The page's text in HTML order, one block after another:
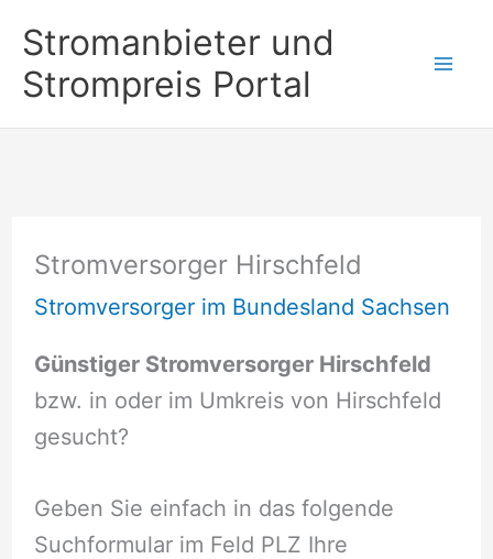
Inhalt
springen
Stromanbieter und
Strompreis Portal
Stromversorger Hirschfeld
Stromversorger im Bundesland Sachsen
Günstiger Stromversorger Hirschfeld
bzw. in oder im Umkreis von Hirschfeld
gesucht?
Geben Sie einfach in das folgende
Suchformular im Feld PLZ Ihre